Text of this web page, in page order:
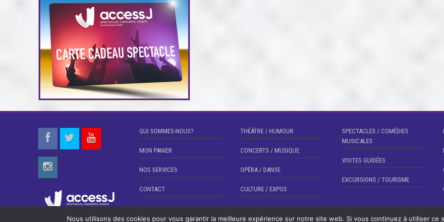
QUI SOMMES-NOUS?
MON PANIER
NOS SERVICES
CONTACT
THÉÂTRE / HUMOUR
CONCERTS / MUSIQUE
OPÉRA / DANSE
CULTURE / EXPOS
SPECTACLES / COMÉDIES
MUSICALES
VISITES GUIDÉES
EXCURSIONS / TOURISME
Nous utilisons des cookies pour vous garantir la meilleure expérience sur notre site web. Si vous continuez à utiliser ce